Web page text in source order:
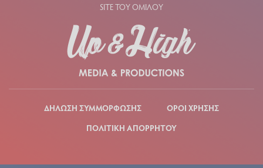
SITE ΤΟΥ ΟΜΙΛΟΥ
ΔΗΛΩΣΗ ΣΥΜΜΟΡΦΩΣΗΣ
ΟΡΟΙ ΧΡΗΣΗΣ
ΠΟΛΙΤΙΚΗ ΑΠΟΡΡΗΤΟΥ